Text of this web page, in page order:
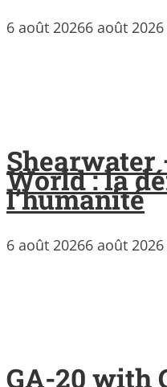
6 août 20266 août 2026
Shearwater
World : la
l’humanité
6 août 20266 août 2026
GA-20 with